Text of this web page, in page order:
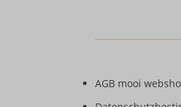
AGB mooi